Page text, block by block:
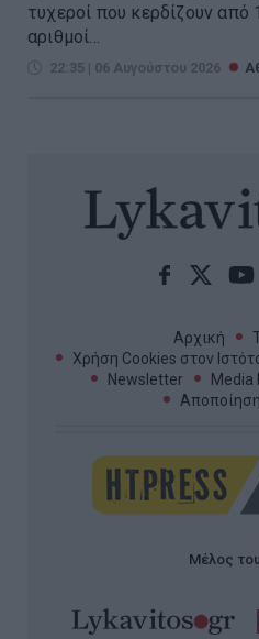
τυχεροί που κερδίζουν
αριθμοί...
22:35 | 06 Αυγούστου 2026
Αρχική
Χρήση Cookies στον
Newsletter
Media
Μέλος